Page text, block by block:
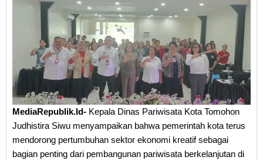
Pontoan
MediaRepublik.Id- Kepala Dinas Pariwisata Kota Tomohon
Judhistira Siwu menyampaikan bahwa pemerintah kota terus
mendorong pertumbuhan sektor ekonomi kreatif sebagai
bagian penting dari pembangunan pariwisata berkelanjutan di